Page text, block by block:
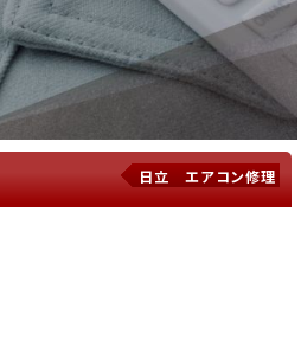
日立 エアコン修理